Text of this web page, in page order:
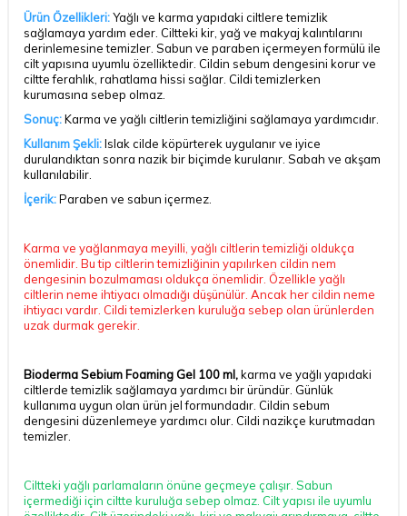
Ürün Özellikleri:Yağlı ve karma yapıdaki ciltlere temizlik
sağlamaya yardım eder. Ciltteki kir, yağ ve makyaj kalıntılarını
derinlemesine temizler. Sabun ve paraben içermeyen formülü ile
cilt yapısına uyumlu özelliktedir. Cildin sebum dengesini korur ve
ciltte ferahlık, rahatlama hissi sağlar. Cildi temizlerken
kurumasına sebep olmaz.
Sonuç:Karma ve yağlı ciltlerin temizliğini sağlamaya yardımcıdır.
Kullanım Şekli:Islak cilde köpürterek uygulanır ve iyice
durulandıktan sonra nazik bir biçimde kurulanır. Sabah ve akşam
kullanılabilir.
İçerik:Paraben ve sabun içermez.
Karma ve yağlanmaya meyilli, yağlı ciltlerin temizliği oldukça
önemlidir. Bu tip ciltlerin temizliğinin yapılırken cildin nem
dengesinin bozulmaması oldukça önemlidir. Özellikle yağlı
ciltlerin neme ihtiyacı olmadığı düşünülür. Ancak her cildin neme
ihtiyacı vardır. Cildi temizlerken kuruluğa sebep olan ürünlerden
uzak durmak gerekir.
Bioderma Sebium Foaming Gel 100 ml,karma ve yağlı yapıdaki
ciltlerde temizlik sağlamaya yardımcı bir üründür. Günlük
kullanıma uygun olan ürün jel formundadır. Cildin sebum
dengesini düzenlemeye yardımcı olur. Cildi nazikçe kurutmadan
temizler.
Ciltteki yağlı parlamaların önüne geçmeye çalışır. Sabun
içermediği için ciltte kuruluğa sebep olmaz. Cilt yapısı ile uyumlu